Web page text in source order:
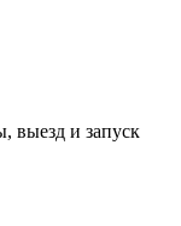
выезд и запуск